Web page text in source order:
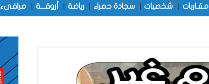
مقـاربات | شخصيات | سجادة حمراء | رياضة | أروقـــة | مرافىء